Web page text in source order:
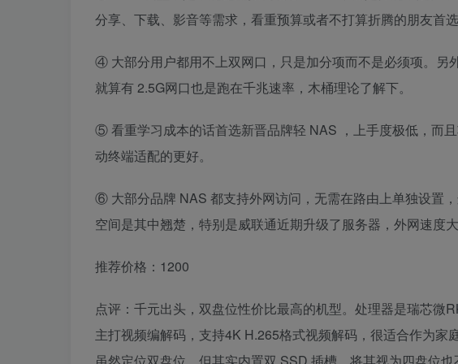
分享、下载、影音等需求，看重预算或者不打算折腾的朋友首选
④ 大部分用户都用不上双网口，只是加分项而不是必须项。另
就算有 2.5G网口也是跑在千兆速率，木桶理论了解下。
⑤ 看重学习成本的话首选新晋品牌轻 NAS ，上手度极低，而
动终端适配的更好。
⑥ 大部分品牌 NAS 都支持外网访问，无需在路由上单独设置
空间是其中翘楚，特别是威联通近期升级了服务器，外网速度大
推荐价格：1200
点评：千元出头，双盘位性价比最高的机型。处理器是瑞芯微
主打视频编解码，支持4K H.265格式视频解码，很适合作为家